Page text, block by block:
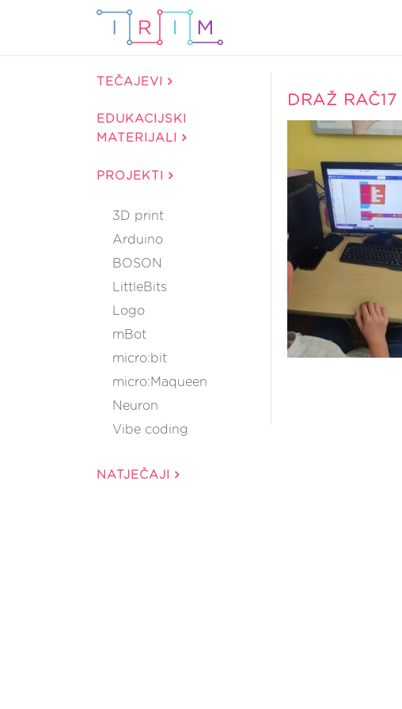
TEČAJEVI
EDUKACIJSKI
MATERIJALI
PROJEKTI
3D print
Arduino
BOSON
LittleBits
Logo
mBot
micro:bit
micro:Maqueen
Neuron
Vibe coding
NATJEČAJI
DRAŽ RAČ17